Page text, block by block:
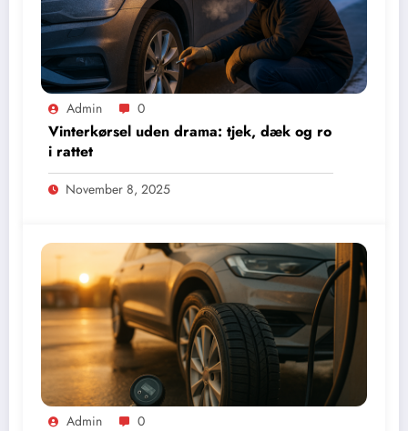
Admin 0
Vinterkørsel uden drama: tjek, dæk og ro
i rattet
November 8, 2025
Admin 0